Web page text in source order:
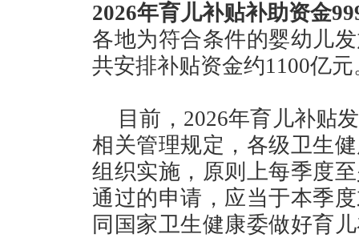
2026年育儿补贴补助资金
各地为符合条件的婴幼儿
共安排补贴资金约1100亿元
目前，2026年育儿补贴
相关管理规定，各级卫生
组织实施，原则上每季度
通过的申请，应当于本季
同国家卫生健康委做好育